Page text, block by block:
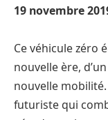
19 novembre
Ce véhicule zéro
nouvelle ère,
nouvelle mobilité.
futuriste qui